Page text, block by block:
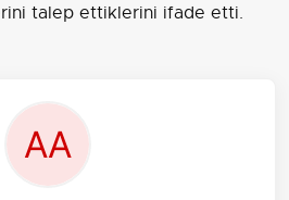
talep ettiklerini ifade etti.